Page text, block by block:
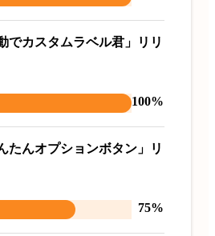
でカスタムラベル君」リリ
100%
たんオプションボタン」リ
75%